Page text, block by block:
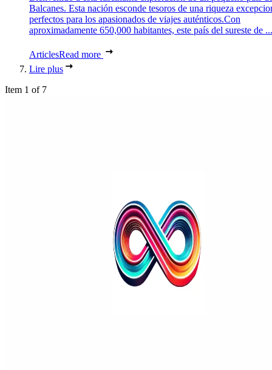
Balcanes. Esta nación esconde tesoros de una riqueza
perfectos para los apasionados de viajes auténticos.Con
aproximadamente 650,000 habitantes, este país del sureste de ...
ArticlesRead more
Lire plus
Item 1 of 7